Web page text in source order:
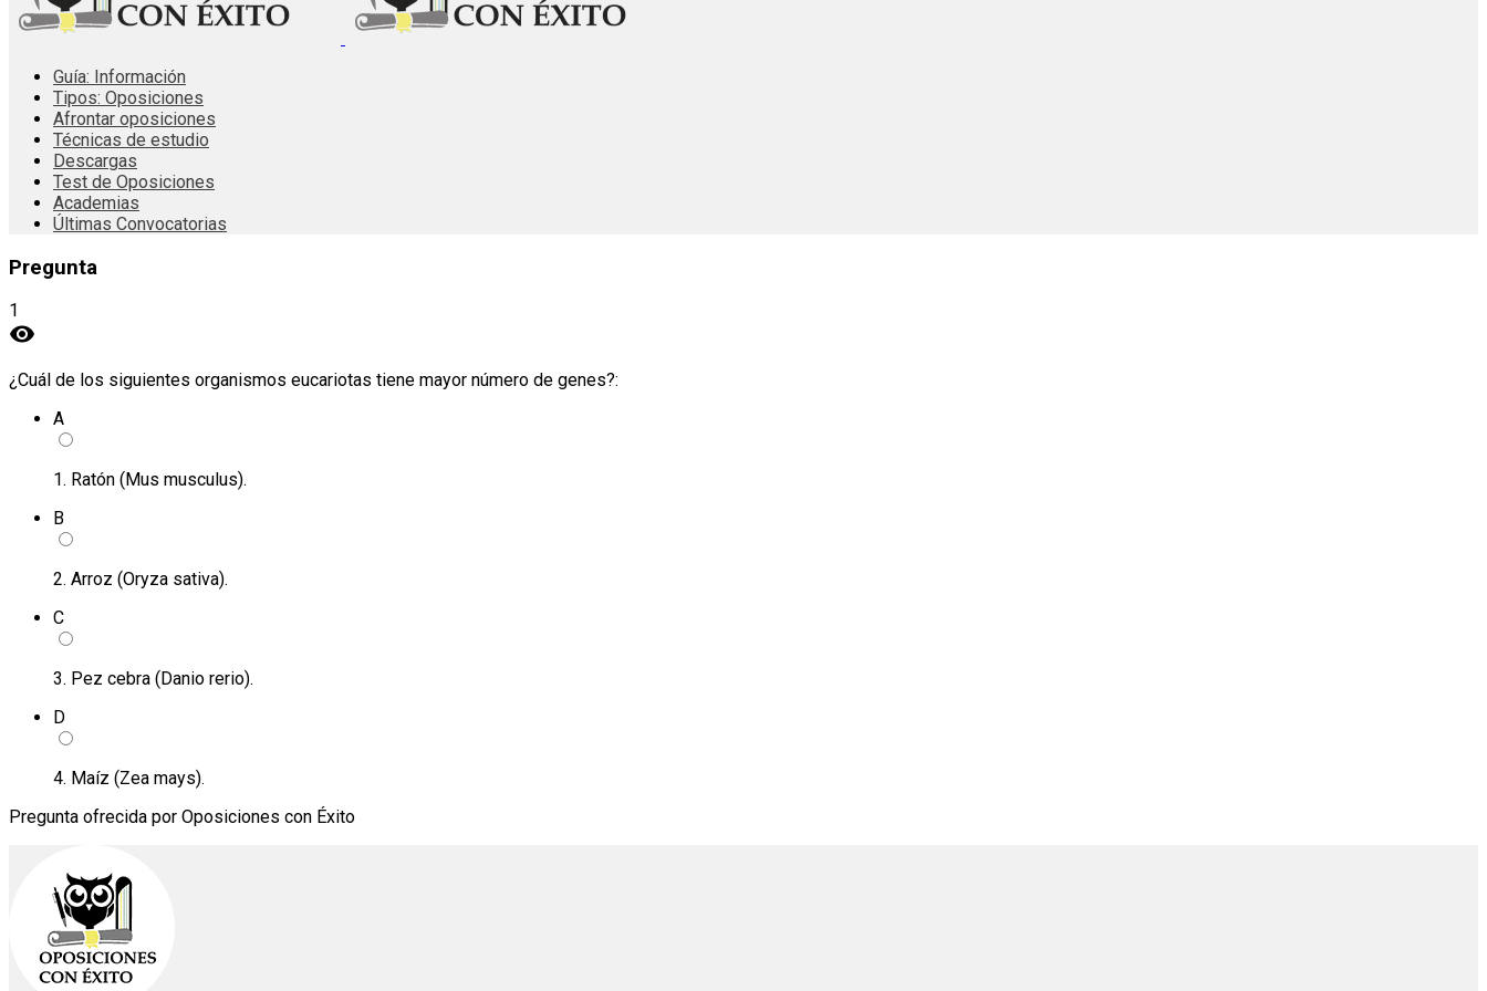
Guía: Información
Tipos: Oposiciones
Afrontar oposiciones
Técnicas de estudio
Descargas
Test de Oposiciones
Academias
Últimas Convocatorias
Pregunta
1
visibility
¿Cuál de los siguientes organismos eucariotas tiene mayor número de genes?:
A
1. Ratón (Mus musculus).
B
2. Arroz (Oryza sativa).
C
3. Pez cebra (Danio rerio).
D
4. Maíz (Zea mays).
Pregunta ofrecida por Oposiciones con Éxito